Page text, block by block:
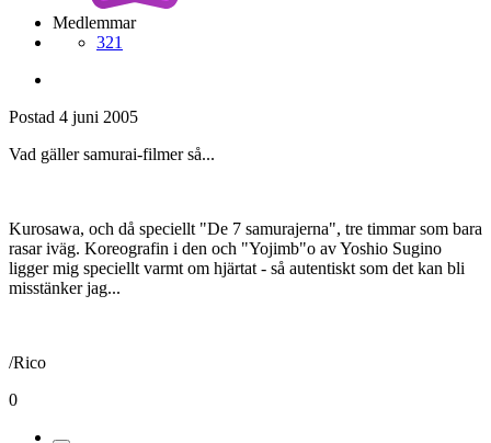
Medlemmar
321
Postad 4 juni 2005
Vad gäller samurai-filmer så...
Kurosawa, och då speciellt "De 7 samurajerna", tre timmar som bara
rasar iväg. Koreografin i den och "Yojimb"o av Yoshio Sugino
ligger mig speciellt varmt om hjärtat - så autentiskt som det kan bli
misstänker jag...
/Rico
0